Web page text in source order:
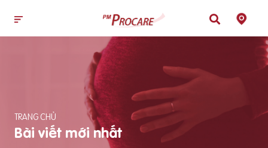
TRANG CHỦ
Bài viết mới nhất